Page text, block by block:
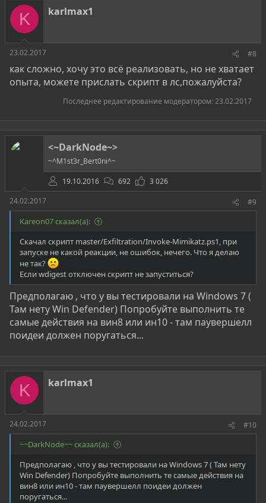
K karlmax1
23.02.2017 #8
как сложно, хочу это всё реализовать, но не хватает
опыта, можете прислать скрипт в лс,пожалуйста?
Последнее редактирование модератором: 23.02.2017
<~DarkNode~>
~^M1st3r_Bert0ni^~
19.10.2016
692
3 026
24.02.2017
#9
Kareon07 сказал(а):
Скачал скрипт master/Exfiltration/Invoke-Mimikatz.ps1, при
запуске не какой реакции, не ошибок, нечего. Что я делаю
не так?
Если wdigest отключен скрипт не запуститься?
Предполагаю , что у вы тестировали на Windows 7 (
Там нету Win Defender) Попробуйте выполнить те
самые действия на вин8 или ин10 - там паувершелл
поидеи должен поругаться...
K karlmax1
24.02.2017 #10
~~DarkNode~~ сказал(а):
Предполагаю , что у вы тестировали на Windows 7 ( Там нету
Win Defender) Попробуйте выполнить те самые действия на
вин8 или ин10 - там паувершелл поидеи должен
поругаться...